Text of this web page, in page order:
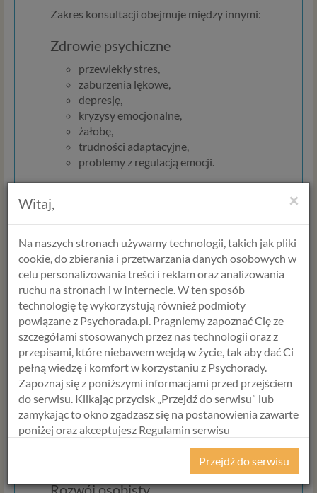
Zakres konsultacji obejmuje między innymi:
Zdrowie psychiczne
przewlekły stres,
zaburzenia lękowe,
depresję,
kryzysy emocjonalne,
żałobę,
trudności adaptacyjne,
problemy z regulacją emocji.
toksyczne relacje,
współuzależnienie,
zdradę,
rozstanie,
rozwód,
stawianie zdrowych granic.
Życie zawodowe
wypalenie zawodowe,
mobbing,
przeciążenie obowiązkami,
prokrastynację,
stres związany z pracą,
trudności w podejmowaniu decyzji.
Rozwój osobisty
×
Witaj,
Na naszych stronach używamy technologii, takich jak pliki
cookie, do zbierania i przetwarzania danych osobowych w
celu personalizowania treści i reklam oraz analizowania
ruchu na stronach i w Internecie. W ten sposób
technologię tę wykorzystują również podmioty
powiązane z Psychorada.pl. Pragniemy zapoznać Cię ze
szczegółami stosowanych przez nas technologii oraz z
przepisami, które niebawem wejdą w życie, tak aby dać Ci
pełną wiedzę i komfort w korzystaniu z Psychorady.
Zapoznaj się z poniższymi informacjami przed przejściem
do serwisu. Klikając przycisk „Przejdź do serwisu” lub
zamykając to okno zgadzasz się na postanowienia zawarte
poniżej oraz akceptujesz Regulamin serwisu
Psychorada.pl i Politykę Prywatności.
Przejdź do serwisu